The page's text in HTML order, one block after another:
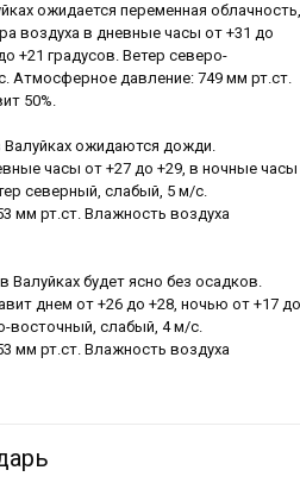
ожидается переменная облачность,
воздуха в дневные часы от +31 до
+21 градусов. Ветер северо-
Атмосферное давление: 749 мм рт.ст.
50%.
Валуйках ожидаются дожди.
часы от +27 до +29, в ночные часы
северный, слабый, 5 м/с.
мм рт.ст. Влажность воздуха
Валуйках будет ясно без осадков.
днем от +26 до +28, ночью от +17 до
восточный, слабый, 4 м/с.
мм рт.ст. Влажность воздуха